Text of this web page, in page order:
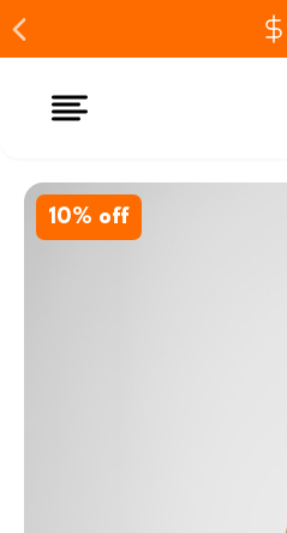
10% off